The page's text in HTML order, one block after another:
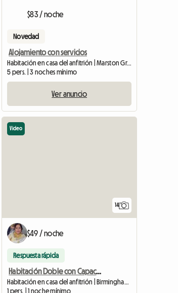
$83 / noche
Novedad
Alojamiento con servicios
Habitación en casa del anfitrión | Marston Green (B37 7AL)
5 pers. | 3 noches mínimo
Ver anuncio
14
Video
$49 / noche
Respuesta rápida
Habitación Doble con Capacidad para 4 Adultos Compartiendo
Habitación en casa del anfitrión | Birmingham (B11 3LE) | 120 M2
1 pers. | 1 noche mínimo